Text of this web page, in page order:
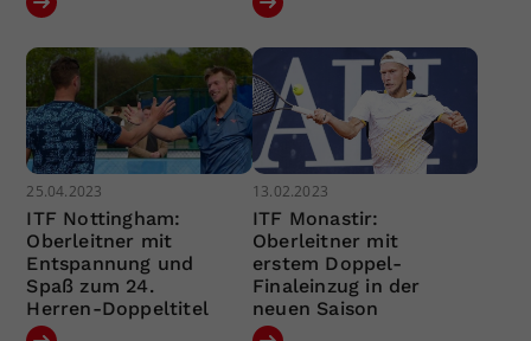
25.04.2023
ITF Nottingham:
Oberleitner mit
Entspannung und
Spaß zum 24.
Herren-Doppeltitel
13.02.2023
ITF Monastir:
Oberleitner mit
erstem Doppel-
Finaleinzug in der
neuen Saison